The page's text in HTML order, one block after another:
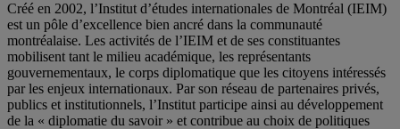
Créé en 2002, l’Institut d’études internationales de Montréal (IEIM)
est un pôle d’excellence bien ancré dans la communauté
montréalaise. Les activités de l’IEIM et de ses constituantes
mobilisent tant le milieu académique, les représentants
gouvernementaux, le corps diplomatique que les citoyens intéressés
par les enjeux internationaux. Par son réseau de partenaires privés,
publics et institutionnels, l’Institut participe ainsi au développement
de la « diplomatie du savoir » et contribue au choix de politiques